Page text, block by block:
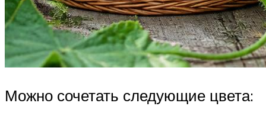
Можно сочетать следующие цвета: